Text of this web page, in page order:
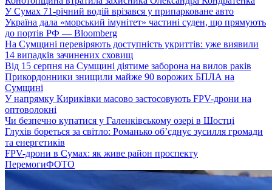
У Сумах 71-річний водій врізався у припарковане авто
Україна дала «морський імунітет» частині суден, що прямують
до портів РФ — Bloomberg
На Сумщині перевіряють доступність укриттів: уже виявили
14 випадків зачинених сховищ
Від 15 серпня на Сумщині діятиме заборона на вилов раків
Прикордонники знищили майже 90 ворожих БПЛА на
Сумщині
У напрямку Кириківки масово застосовують FPV-дрони на
оптоволокні
Чи безпечно купатися у Галенківському озері в Шостці
Глухів бореться за світло: Романько об’єднує зусилля громади
та енергетиків
FPV-дрони в Сумах: як живе район проспекту
ПеремогиФОТО